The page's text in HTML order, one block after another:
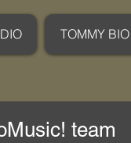
TOMMY BIO
team